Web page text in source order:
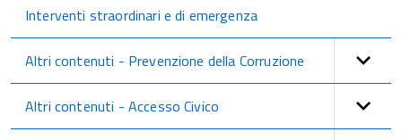
Interventi straordinari e di emergenza
Altri contenuti - Prevenzione della Corruzione
Altri contenuti - Accesso Civico